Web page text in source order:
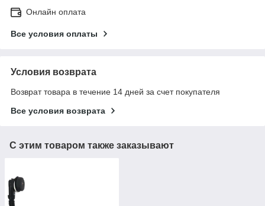
Онлайн оплата
Все условия оплаты
Условия возврата
Возврат товара в течение 14 дней за счет покупателя
Все условия возврата
С этим товаром также заказывают